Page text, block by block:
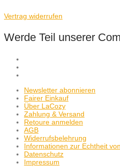
Vertrag widerrufen
Werde Teil unserer
Newsletter abonnieren
Fairer Einkauf
Über LaCozy
Zahlung & Versand
Retoure anmelden
AGB
Widerrufsbelehrung
Informationen zur Echtheit
Datenschutz
Impressum